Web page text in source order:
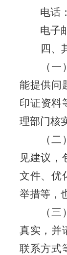
电话：
电子邮
四、
（一）
能提供问
印证资料
理部门核
（二）
见建议，
文件、优
举措等，
（三）
真实，并
联系方式